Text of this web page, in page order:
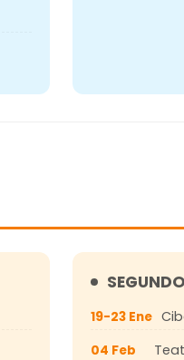
19-23 Ene
04 Feb